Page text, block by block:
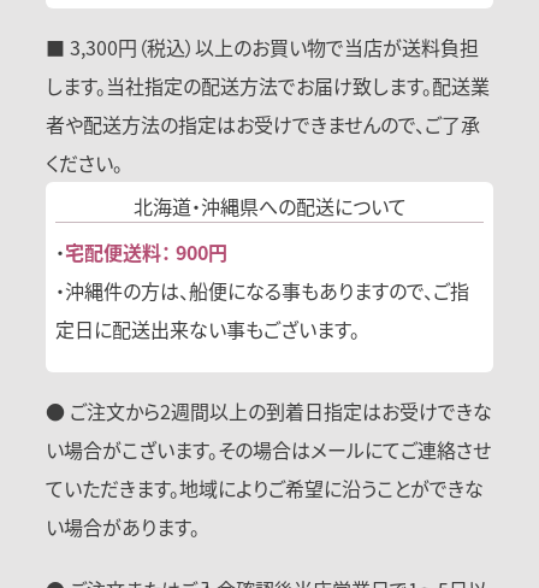
■ 3,300円（税込）以上のお買い物で当店が送料負担
します。当社指定の配送方法でお届け致します。配送業
者や配送方法の指定はお受けできませんので、ご了承
ください。
北海道・沖縄県への配送について
・宅配便送料： 900円
・沖縄件の方は、船便になる事もありますので、ご指
定日に配送出来ない事もございます。
● ご注文から2週間以上の到着日指定はお受けできな
い場合がこざいます。その場合はメールにてご連絡させ
ていただきます。地域によりご希望に沿うことができな
い場合があります。